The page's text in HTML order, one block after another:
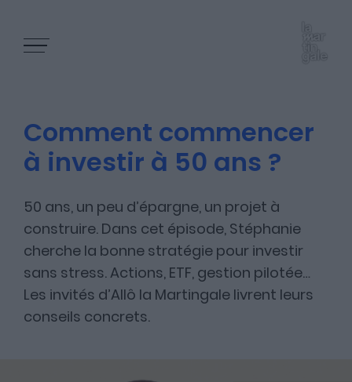
Les épisodes
Les articles
Comment commencer
à investir à 50 ans ?
50 ans, un peu d’épargne, un projet à
construire. Dans cet épisode, Stéphanie
cherche la bonne stratégie pour investir
sans stress. Actions, ETF, gestion pilotée…
Les invités d’Allô la Martingale livrent leurs
conseils concrets.